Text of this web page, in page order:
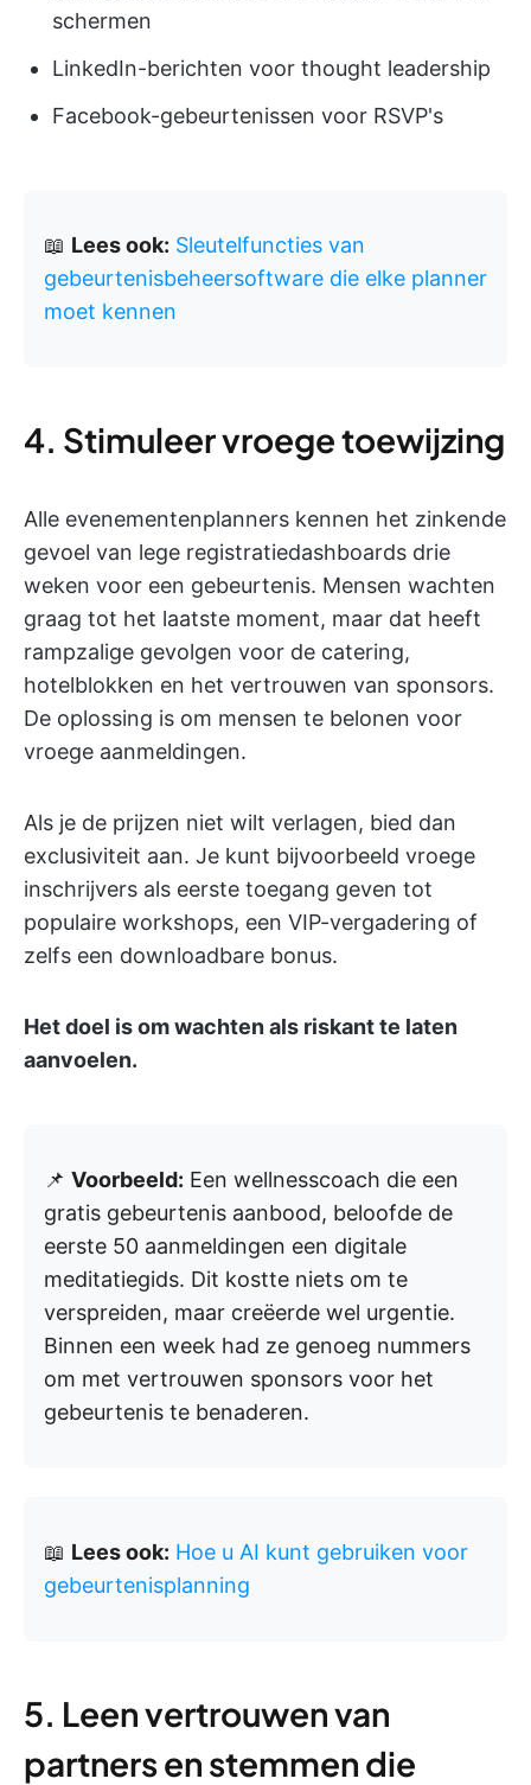
schermen
LinkedIn-berichten voor thought leadership
Facebook-gebeurtenissen voor RSVP's
📖 Lees ook: Sleutelfuncties van
gebeurtenisbeheersoftware die elke planner
moet kennen
4. Stimuleer vroege toewijzing
Alle evenementenplanners kennen het zinkende
gevoel van lege registratiedashboards drie
weken voor een gebeurtenis. Mensen wachten
graag tot het laatste moment, maar dat heeft
rampzalige gevolgen voor de catering,
hotelblokken en het vertrouwen van sponsors.
De oplossing is om mensen te belonen voor
vroege aanmeldingen.
Als je de prijzen niet wilt verlagen, bied dan
exclusiviteit aan. Je kunt bijvoorbeeld vroege
inschrijvers als eerste toegang geven tot
populaire workshops, een VIP-vergadering of
zelfs een downloadbare bonus.
Het doel is om wachten als riskant te laten
aanvoelen.
📌 Voorbeeld: Een wellnesscoach die een
gratis gebeurtenis aanbood, beloofde de
eerste 50 aanmeldingen een digitale
meditatiegids. Dit kostte niets om te
verspreiden, maar creëerde wel urgentie.
Binnen een week had ze genoeg nummers
om met vertrouwen sponsors voor het
gebeurtenis te benaderen.
📖 Lees ook: Hoe u AI kunt gebruiken voor
gebeurtenisplanning
5. Leen vertrouwen van
partners en stemmen die